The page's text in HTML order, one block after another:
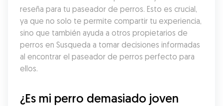
reseña para tu paseador de perros. Esto es crucial,
ya que no solo te permite compartir tu experiencia,
sino que también ayuda a otros propietarios de
perros en Susqueda a tomar decisiones informadas
al encontrar el paseador de perros perfecto para
ellos.
¿Es mi perro demasiado joven